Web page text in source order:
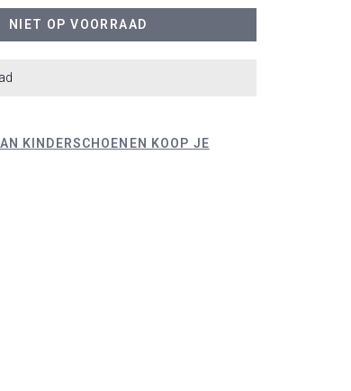
NIET OP VOORRAAD
KINDERSCHOENEN KOOP JE